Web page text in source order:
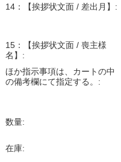
14：【挨拶状文面 / 差出月】:
15：【挨拶状文面 / 喪主様
名】:
ほか指示事項は、カートの中
の備考欄にて指定する。:
数量:
在庫: